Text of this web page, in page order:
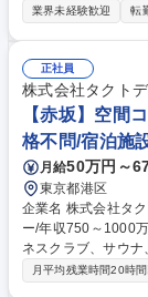
たデータ作成、加工・
機械（CNC等）の
（社用車使用） ■製
業務改善 ※現場へ
募集職種 【埼玉/特
制/急成長企業
業界未経験歓迎 転
正社員
株式会社タクト
【赤坂】空間
格不問/宿泊施
月給50万円～
東京都港区
企業名 株式会社タクトデザイン工房 求
ー/年収750～1000万円/資格
ネスクラブ、サウ
ル、飲食店など、
月平均残業時間20時間